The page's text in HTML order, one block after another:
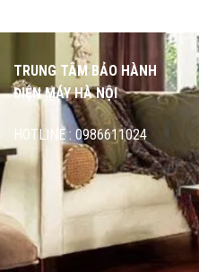
TRUNG TÂM BẢO HÀNH
ĐIỆN MÁY HÀ NỘI
HOTLINE : 0986611024